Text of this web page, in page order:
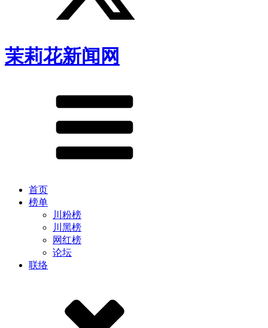
茉莉花新闻网
首页
榜单
川粉榜
川黑榜
网红榜
论坛
联络